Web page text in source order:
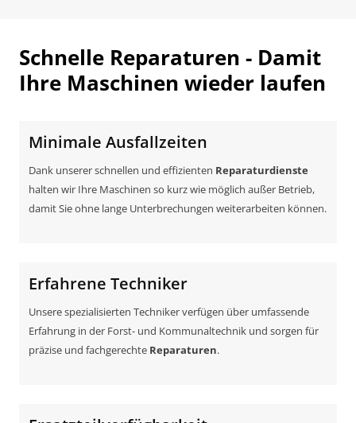
Schnelle Reparaturen - Damit
Ihre Maschinen wieder laufen
Minimale Ausfallzeiten
Dank unserer schnellen und effizienten Reparaturdienste
halten wir Ihre Maschinen so kurz wie möglich außer Betrieb,
damit Sie ohne lange Unterbrechungen weiterarbeiten können.
Erfahrene Techniker
Unsere spezialisierten Techniker verfügen über umfassende
Erfahrung in der Forst- und Kommunaltechnik und sorgen für
präzise und fachgerechte Reparaturen.